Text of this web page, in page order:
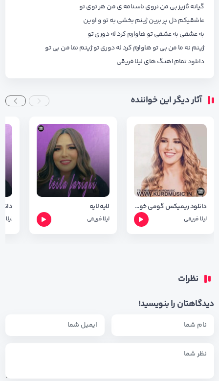
گیانه ئازیز بی من نروی ناسنامه ی من هر توی تو
عاشقیکم دل پر برین ژینم بخشی به تو و اوین
به عشقی به عشقی تو هاوارم کرد له دوری تو
ژینم نه ما من بی تو هاوارم کرد له دوری تو ژینم نما من بی تو
دانلود تمام اهنگ هایلیلا فریقی
آثار دیگر این خواننده
دانلود ریمیکس گومی خوین از لیلا فریقی ( جدید )
لیلا فریقی
لایه لایه
لیلا فریقی لیلا
نظرات
دیدگاهتان را بنویسید!